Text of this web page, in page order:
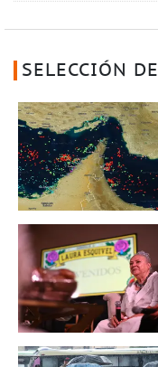
SELECCIÓN